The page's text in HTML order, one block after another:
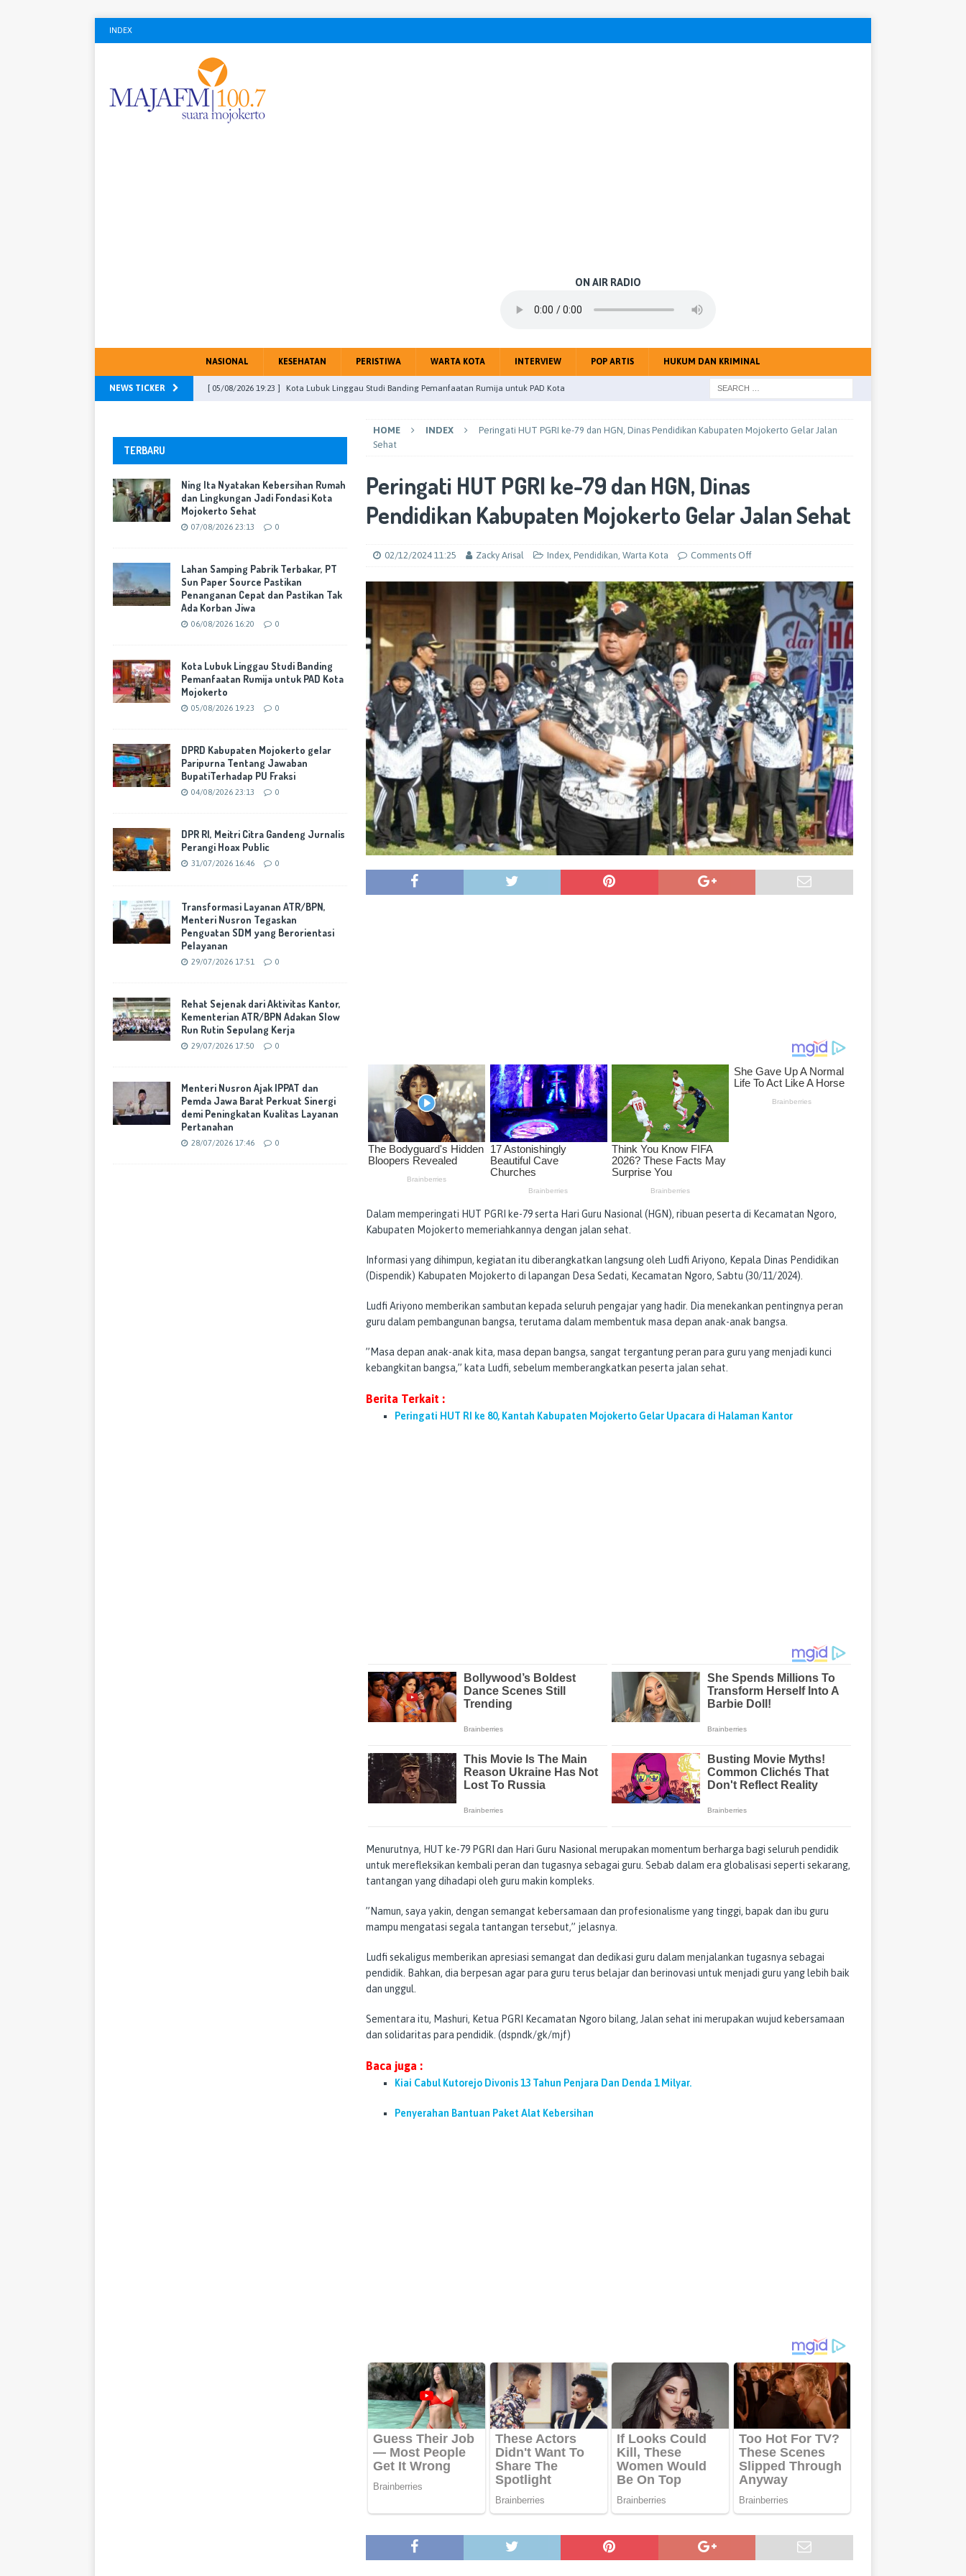
INDEX
ON AIR RADIO
NASIONAL KESEHATAN PERISTIWA WARTA KOTA INTERVIEW POP ARTIS HUKUM DAN KRIMINAL
NEWS TICKER [ 05/08/2026 19:23 ] Kota Lubuk Linggau Studi Banding Pemanfaatan Rumija untuk PAD Kota
[ 04/08/2026 23:13 ] DPRD Kabupaten Mojokerto gelar Paripurna Tentang Jawaban BupatiTerhadap
[ 31/07/2026 16:46 ] DPR RI, Meitri Citra Gandeng Jurnalis Perangi Hoax Public NASIONAL
[ 07/08/2026 23:13 ] Ning Ita Nyatakan Kebersihan Rumah dan Lingkungan Jadi Fondasi Kota
Lahan Samping Pabrik Terbakar, PT Sun Paper Source Pastikan Penanganan
Cepat dan Pastikan Tak Ada Korban Jiwa PERISTIWA
HOME INDEX
Peringati HUT PGRI ke-79 dan HGN, Dinas Pendidikan Kabupaten Mojokerto Gelar Jalan
Sehat
Peringati HUT PGRI ke-79 dan HGN, Dinas
Pendidikan Kabupaten Mojokerto Gelar Jalan Sehat
02/12/2024 11:25 Zacky Arisal Index, Pendidikan, Warta Kota Comments Off
Dalam memperingati HUT PGRI ke-79 serta Hari Guru Nasional (HGN), ribuan peserta di Kecamatan Ngoro,
Kabupaten Mojokerto memeriahkannya dengan jalan sehat.
Informasi yang dihimpun, kegiatan itu diberangkatkan langsung oleh Ludfi Ariyono, Kepala Dinas Pendidikan
(Dispendik) Kabupaten Mojokerto di lapangan Desa Sedati, Kecamatan Ngoro, Sabtu (30/11/2024).
Ludfi Ariyono memberikan sambutan kepada seluruh pengajar yang hadir. Dia menekankan pentingnya peran
guru dalam pembangunan bangsa, terutama dalam membentuk masa depan anak-anak bangsa.
’’Masa depan anak-anak kita, masa depan bangsa, sangat tergantung peran para guru yang menjadi kunci
kebangkitan bangsa,’’ kata Ludfi, sebelum memberangkatkan peserta jalan sehat.
Berita Terkait :
Peringati HUT RI ke 80, Kantah Kabupaten Mojokerto Gelar Upacara di Halaman Kantor
Menurutnya, HUT ke-79 PGRI dan Hari Guru Nasional merupakan momentum berharga bagi seluruh pendidik
untuk merefleksikan kembali peran dan tugasnya sebagai guru. Sebab dalam era globalisasi seperti sekarang,
tantangan yang dihadapi oleh guru makin kompleks.
’’Namun, saya yakin, dengan semangat kebersamaan dan profesionalisme yang tinggi, bapak dan ibu guru
mampu mengatasi segala tantangan tersebut,’’ jelasnya.
Ludfi sekaligus memberikan apresiasi semangat dan dedikasi guru dalam menjalankan tugasnya sebagai
pendidik. Bahkan, dia berpesan agar para guru terus belajar dan berinovasi untuk menjadi guru yang lebih baik
dan unggul.
Sementara itu, Mashuri, Ketua PGRI Kecamatan Ngoro bilang, Jalan sehat ini merupakan wujud kebersamaan
dan solidaritas para pendidik. (dspndk/gk/mjf)
Baca juga :
Kiai Cabul Kutorejo Divonis 13 Tahun Penjara Dan Denda 1 Milyar.
Penyerahan Bantuan Paket Alat Kebersihan
TERBARU
Ning Ita Nyatakan Kebersihan Rumah
dan Lingkungan Jadi Fondasi Kota
Mojokerto Sehat
07/08/2026 23:13 0
Lahan Samping Pabrik Terbakar, PT
Sun Paper Source Pastikan
Penanganan Cepat dan Pastikan Tak
Ada Korban Jiwa
06/08/2026 16:20 0
Kota Lubuk Linggau Studi Banding
Pemanfaatan Rumija untuk PAD Kota
Mojokerto
05/08/2026 19:23 0
DPRD Kabupaten Mojokerto gelar
Paripurna Tentang Jawaban
BupatiTerhadap PU Fraksi
04/08/2026 23:13 0
DPR RI, Meitri Citra Gandeng Jurnalis
Perangi Hoax Public
31/07/2026 16:46 0
Transformasi Layanan ATR/BPN,
Menteri Nusron Tegaskan
Penguatan SDM yang Berorientasi
Pelayanan
29/07/2026 17:51 0
Rehat Sejenak dari Aktivitas Kantor,
Kementerian ATR/BPN Adakan Slow
Run Rutin Sepulang Kerja
29/07/2026 17:50 0
Menteri Nusron Ajak IPPAT dan
Pemda Jawa Barat Perkuat Sinergi
demi Peningkatan Kualitas Layanan
Pertanahan
28/07/2026 17:46 0